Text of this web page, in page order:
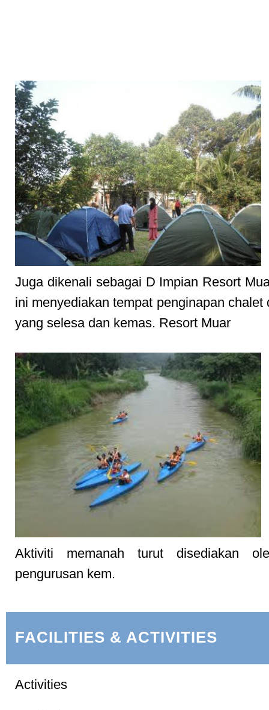
Juga dikenali sebagai D Impian Resort
ini menyediakan tempat penginapan chalet
yang selesa dan kemas. Resort Muar
Aktiviti memanah turut disediakan
pengurusan kem.
FACILITIES & ACTIVITIES
Activities